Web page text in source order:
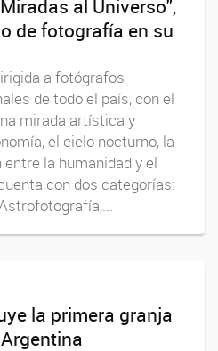
al Universo",
de fotografía en su
a fotógrafos
de todo el país, con el
mirada artística y
el cielo nocturno, la
la humanidad y el
con dos categorías:
la primera granja